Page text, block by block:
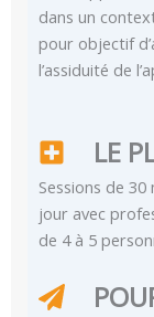
dans un
pour objectif
l’assiduité de
LE
Sessions de
jour avec
de 4 à 5